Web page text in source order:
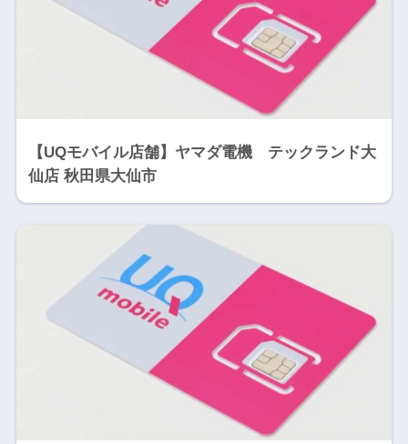
【UQモバイル店舗】ヤマダ電機 テックランド大
仙店 秋田県大仙市